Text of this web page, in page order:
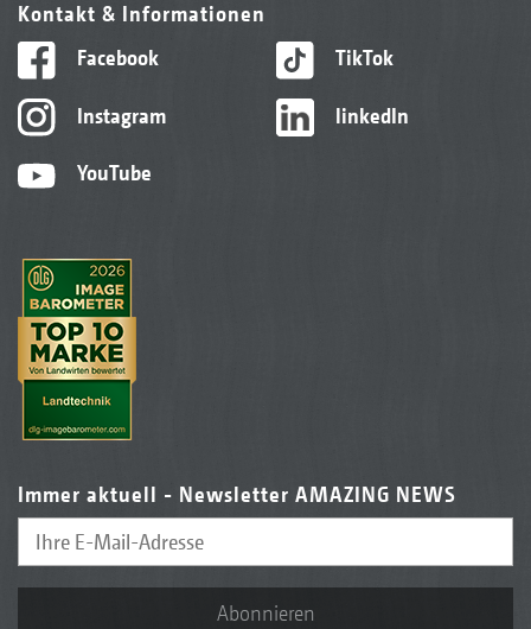
Kontakt & Informationen
Facebook
Instagram
YouTube
TikTok
linkedIn
Immer aktuell - Newsletter AMAZING NEWS
Abonnieren